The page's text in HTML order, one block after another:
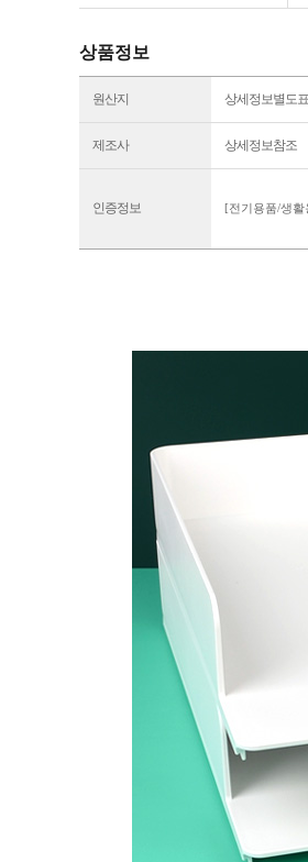
상품정보
원산지 상세정보별도표
제조사 상세정보참조
인증정보 [전기용품/생활